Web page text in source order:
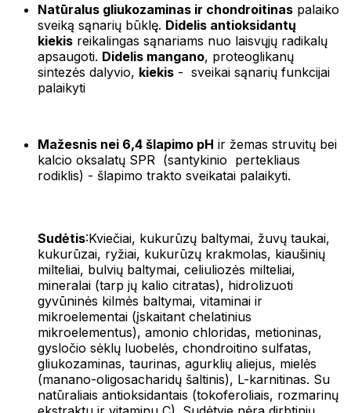
Natūralus gliukozaminas ir chondroitinas palaiko
sveiką sąnarių būklę. Didelis antioksidantų
kiekis reikalingas sąnariams nuo laisvųjų radikalų
apsaugoti. Didelis mangano, proteoglikanų
sintezės dalyvio, kiekis - sveikai sąnarių funkcijai
palaikyti
Mažesnis nei 6,4 šlapimo pH ir žemas struvitų bei
kalcio oksalatų SPR (santykinio pertekliaus
rodiklis) - šlapimo trakto sveikatai palaikyti.
Sudėtis:Kviečiai, kukurūzų baltymai, žuvų taukai,
kukurūzai, ryžiai, kukurūzų krakmolas, kiaušinių
milteliai, bulvių baltymai, celiuliozės milteliai,
mineralai (tarp jų kalio citratas), hidrolizuoti
gyvūninės kilmės baltymai, vitaminai ir
mikroelementai (įskaitant chelatinius
mikroelementus), amonio chloridas, metioninas,
gysločio sėklų luobelės, chondroitino sulfatas,
gliukozaminas, taurinas, agurklių aliejus, mielės
(manano-oligosacharidų šaltinis), L-karnitinas. Su
natūraliais antioksidantais (tokoferoliais, rozmarinų